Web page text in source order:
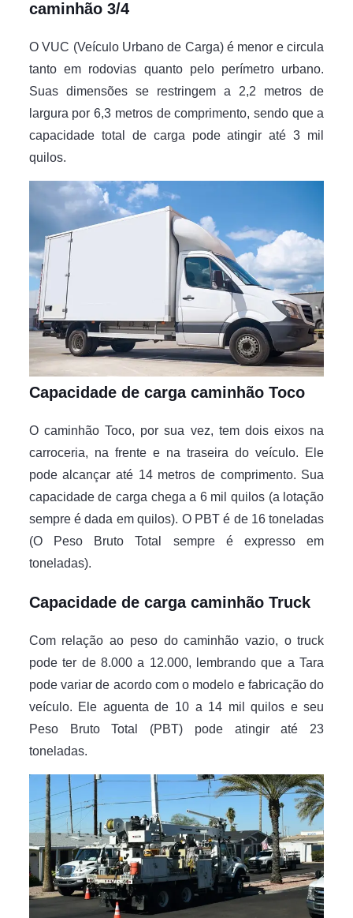
caminhão 3/4
O VUC (Veículo Urbano de Carga) é menor e circula
tanto em rodovias quanto pelo perímetro urbano.
Suas dimensões se restringem a 2,2 metros de
largura por 6,3 metros de comprimento, sendo que a
capacidade total de carga pode atingir até 3 mil
quilos.
Capacidade de carga caminhão Toco
O caminhão Toco, por sua vez, tem dois eixos na
carroceria, na frente e na traseira do veículo. Ele
pode alcançar até 14 metros de comprimento. Sua
capacidade de carga chega a 6 mil quilos (a lotação
sempre é dada em quilos). O PBT é de 16 toneladas
(O Peso Bruto Total sempre é expresso em
toneladas).
Capacidade de carga caminhão Truck
Com relação ao peso do caminhão vazio, o truck
pode ter de 8.000 a 12.000, lembrando que a Tara
pode variar de acordo com o modelo e fabricação do
veículo. Ele aguenta de 10 a 14 mil quilos e seu
Peso Bruto Total (PBT) pode atingir até 23
toneladas.